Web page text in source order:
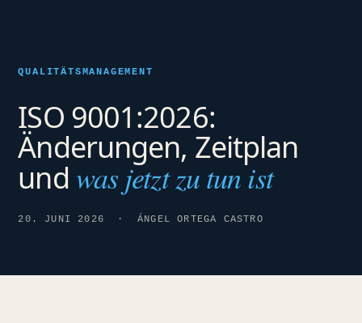
QUALITÄTSMANAGEMENT
ISO 9001:2026:
Änderungen, Zeitplan
und was jetzt zu tun ist
20. JUNI 2026 · ÁNGEL ORTEGA CASTRO